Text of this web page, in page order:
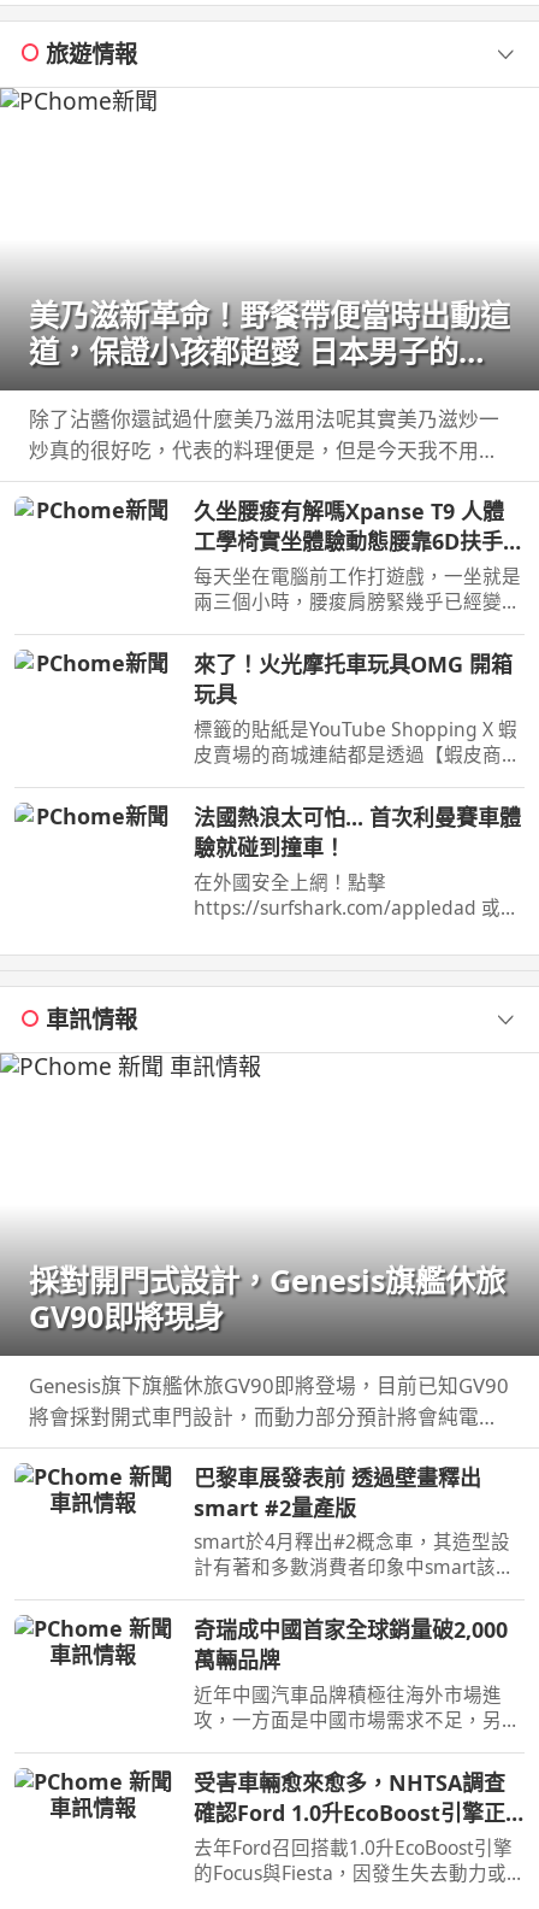
旅遊情報
美乃滋新革命！野餐帶便當時出動這
道，保證小孩都超愛 日本男子的家
庭料理 TASTY NOTE
除了沾醬你還試過什麼美乃滋用法呢其實美乃滋炒一
炒真的很好吃，代表的料理便是，但是今天我不用蝦
仁，改成 ...
久坐腰痠有解嗎Xpanse T9 人體
工學椅實坐體驗動態腰靠6D扶手
22檔調整
每天坐在電腦前工作打遊戲，一坐就是
兩三個小時，腰痠肩膀緊幾乎已經變成
工學椅，採用 ...
來了！火光摩托車玩具OMG 開箱
玩具
標籤的貼紙是YouTube Shopping X 蝦
皮賣場的商城連結都是透過【蝦皮商
家不一定都是我購買 ...
法國熱浪太可怕... 首次利曼賽車體
驗就碰到撞車！
在外國安全上網！點擊
https://surfshark.com/appledad 或用
Surfshark 服務！
車訊情報
採對開門式設計，Genesis旗艦休旅
GV90即將現身
Genesis旗下旗艦休旅GV90即將登場，目前已知GV90
將會採對開式車門設計，而動力部分預計將會純電系
統。
巴黎車展發表前 透過壁畫釋出
smart #2量產版
smart於4月釋出#2概念車，其造型設
計有著和多數消費者印象中smart該有
的樣貌，同時也預告#2戶在巴黎車展亮
相，近日smart就透過壁畫公布#2量產
版樣貌。
奇瑞成中國首家全球銷量破2,000
萬輛品牌
近年中國汽車品牌積極往海外市場進
攻，一方面是中國市場需求不足，另一
全球累積銷量突破2,000萬輛，也是第
一家達此成績的中國汽車品牌。
受害車輛愈來愈多，NHTSA調查
確認Ford 1.0升EcoBoost引擎正
時皮帶會產生碎屑導致引擎鎖死
去年Ford召回搭載1.0升EcoBoost引擎
的Focus與Fiesta，因發生失去動力或